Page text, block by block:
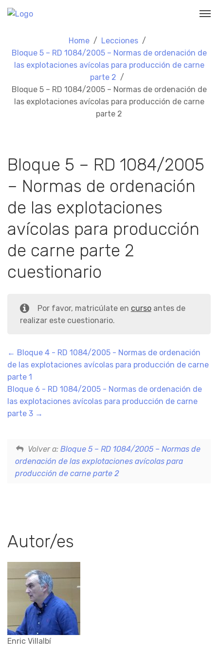
Home
Lecciones
Bloque 5 – RD 1084/2005 – Normas de ordenación de
las explotaciones avícolas para producción de carne
parte 2
Bloque 5 – RD 1084/2005 – Normas de ordenación de
las explotaciones avícolas para producción de carne
parte 2
Bloque 5 – RD 1084/2005
– Normas de ordenación
de las explotaciones
avícolas para producción
de carne parte 2
cuestionario
Por favor, matricúlate en cursoantes de
realizar este cuestionario.
Bloque 4 - RD 1084/2005 - Normas de ordenación
de las explotaciones avícolas para producción de carne
parte 1
Bloque 6 - RD 1084/2005 - Normas de ordenación de
las explotaciones avícolas para producción de carne
parte 3
Volver a: Bloque 5 – RD 1084/2005 – Normas de
ordenación de las explotaciones avícolas para
producción de carne parte 2
Autor/es
Enric Villalbí